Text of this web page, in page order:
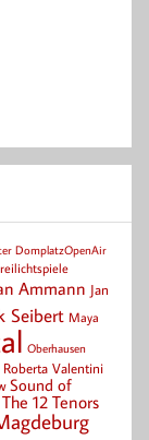
DomplatzOpenAir
Ammann Jan
Seibert Maya
Oberhausen
Roberta Valentini
Sound of
The 12 Tenors